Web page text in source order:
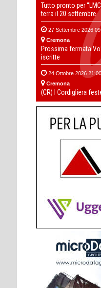
Tutto pronto per
terra il 20 settembre
27 Settembre 2026
Cremona
Prossima fermata
iscritte
24 Ottobre 2026
Cremona
(CR) I Cordigliera